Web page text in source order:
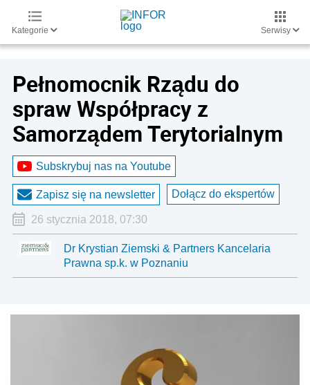
Kategorie Serwisy
Pełnomocnik Rządu do
spraw Współpracy z
Samorządem Terytorialnym
Subskrybuj nas na Youtube
Zapisz się na newsletter Dołącz do ekspertów
26 stycznia 2018, 07:30
Dr Krystian Ziemski & Partners Kancelaria
Prawna sp.k. w Poznaniu